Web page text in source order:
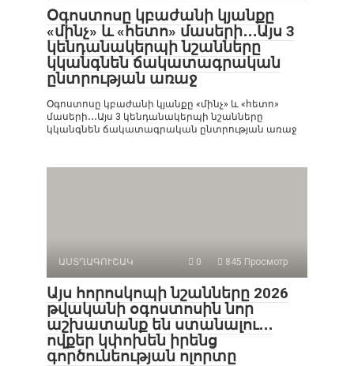
Օգոստոսը կբաժանի կյանքը
«մինչ» և «հետո» մասերի․․․Այս 3
կենդանակերպի նշանները
կկանգնեն ճակատագրական
ընտրության առաջ
Օգոստոսը կբաժանի կյանքը «մինչ» և «հետո»
մասերի․․․Այս 3 կենդանակերպի նշանները
կկանգնեն ճակատագրական ընտրության առաջ
ԱՍՏՂԱԳՈՒՇԱԿ 0 845 Просмотр
Այս հորոսկոպի նշանները 2026
թվականի օգոստոսին նոր
աշխատանք են ստանալու․․․
ովքեր կփոխեն իրենց
գործունեության ոլորտը